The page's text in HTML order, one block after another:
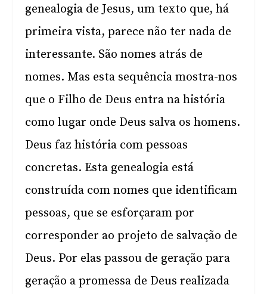
genealogia de Jesus, um texto que, há
primeira vista, parece não ter nada de
interessante. São nomes atrás de
nomes. Mas esta sequência mostra-nos
que o Filho de Deus entra na história
como lugar onde Deus salva os homens.
Deus faz história com pessoas
concretas. Esta genealogia está
construída com nomes que identificam
pessoas, que se esforçaram por
corresponder ao projeto de salvação de
Deus. Por elas passou de geração para
geração a promessa de Deus realizada